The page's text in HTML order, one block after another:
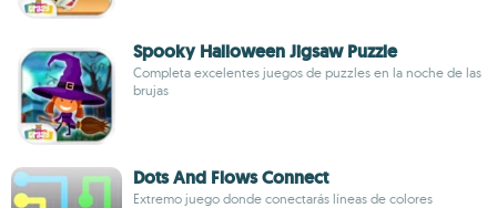
Spooky Halloween Jigsaw Puzzle
Completa excelentes juegos de puzzles en la noche de las
brujas
Dots And Flows Connect
Extremo juego donde conectarás líneas de colores